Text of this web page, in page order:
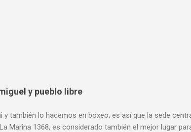
y pueblo libre
y también lo hacemos en boxeo; es así que la sede
Marina 1368, es considerado también el mejor lugar